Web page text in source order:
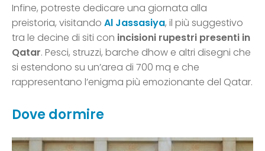
Infine, potreste dedicare una giornata alla
preistoria, visitando Al Jassasiya, il più suggestivo
tra le decine di siti con incisioni rupestri presenti in
Qatar. Pesci, struzzi, barche dhow e altri disegni che
si estendono su un’area di 700 mq e che
rappresentano l’enigma più emozionante del Qatar.
Dove dormire